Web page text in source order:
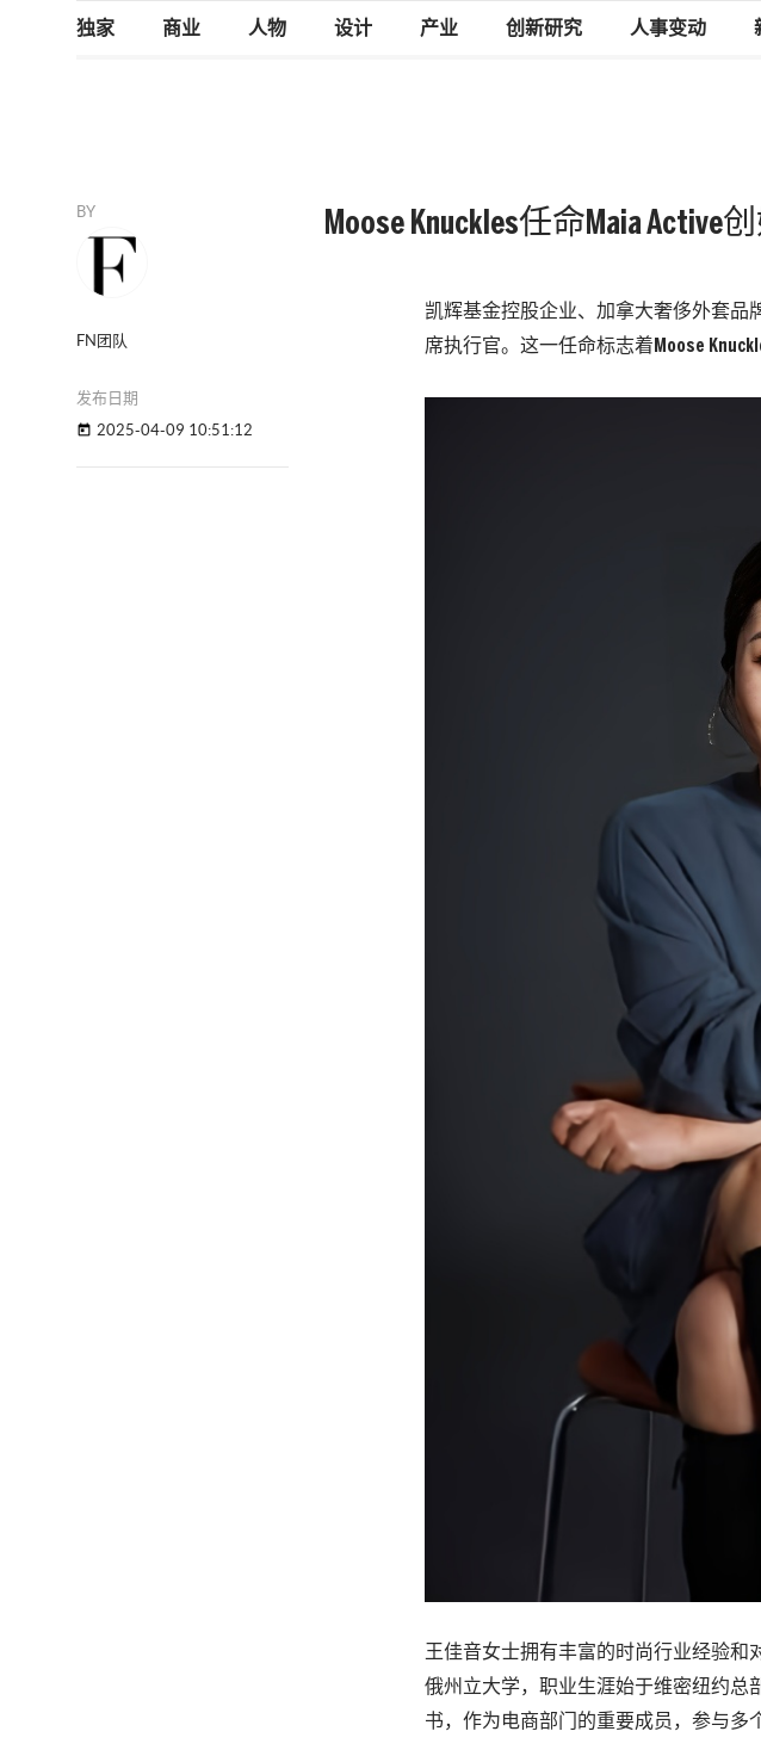
独家 商业 人物 设计 产业 创新研究 人事变动
BY
FN团队
发布日期
today 2025-04-09 10:51:12
Moose Knuckles任命Maia Active
凯辉基金控股企业、加拿大奢侈外套品
席执行官。这一任命标志着Moose
王佳音女士拥有丰富的时尚行业经验和
俄州立大学，职业生涯始于维密纽约总
书，作为电商部门的重要成员，参与多